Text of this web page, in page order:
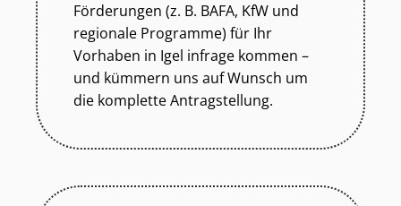
Förderungen (z. B. BAFA, KfW und
regionale Programme) für Ihr
Vorhaben in Igel infrage kommen –
und kümmern uns auf Wunsch um
die komplette Antragstellung.